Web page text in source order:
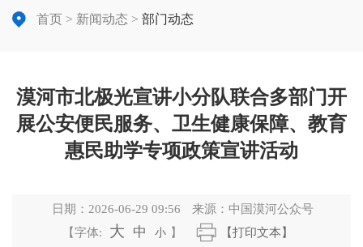
首页 > 新闻动态 > 部门动态
漠河市北极光宣讲小分队联合多部门开
展公安便民服务、卫生健康保障、教育
惠民助学专项政策宣讲活动
日期： 2026-06-29 09:56 来源： 中国漠河公众号
【字体:
大 中 小 】 【打印文本】